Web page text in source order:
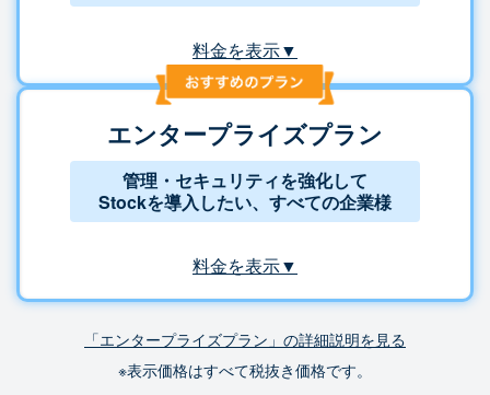
料金を表示▼
エンタープライズプラン
管理・セキュリティを強化して
Stockを導入したい、すべての企業様
料金を表示▼
「エンタープライズプラン」の詳細説明を見る
※表示価格はすべて税抜き価格です。